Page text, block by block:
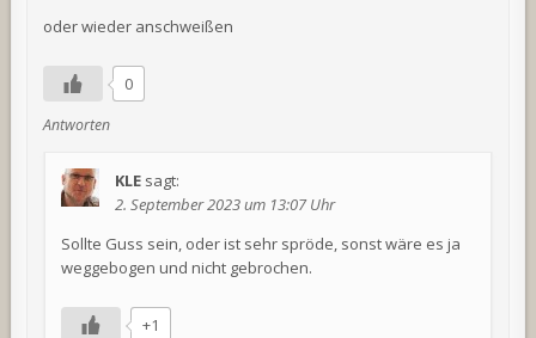
oder wieder anschweißen
0
Antworten
KLE sagt:
2. September 2023 um 13:07 Uhr
Sollte Guss sein, oder ist sehr spröde, sonst wäre es ja
weggebogen und nicht gebrochen.
+1